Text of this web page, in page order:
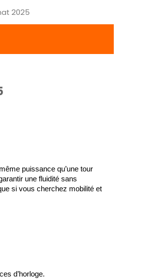
2025
puissance qu’une tour
une fluidité sans
si vous cherchez mobilité et
d’horloge.